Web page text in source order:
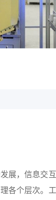
展，信息交
各个层次。